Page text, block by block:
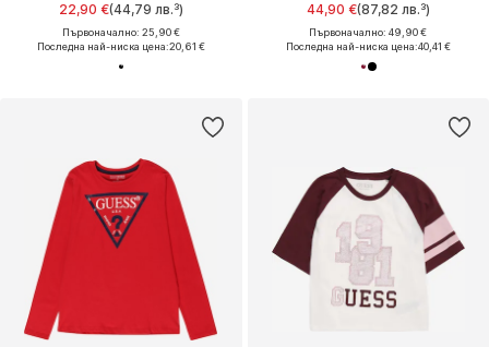
22,90 €(44,79 лв.³)
Първоначално: 25,90 €
Последна най-ниска цена:20,61 €
44,90 €(87,82 лв.³)
Първоначално: 49,90 €
Последна най-ниска цена:40,41 €